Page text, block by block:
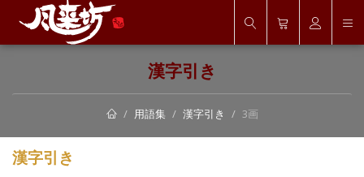
漢字引き
用語集 漢字引き 3画
漢字引き